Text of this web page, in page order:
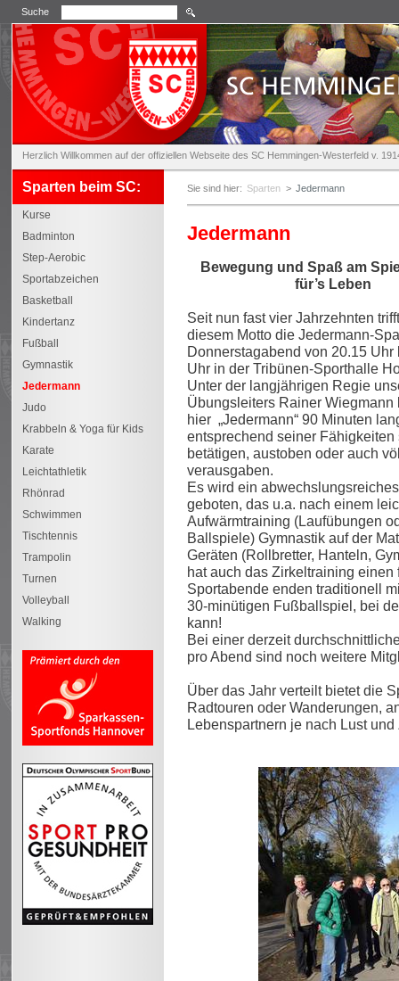
Suche
Herzlich Willkommen auf der offiziellen Webseite des SC Hemmingen-Westerfeld v.
Sparten beim SC:
Kurse
Badminton
Step-Aerobic
Sportabzeichen
Basketball
Kindertanz
Fußball
Gymnastik
Jedermann
Judo
Krabbeln & Yoga für Kids
Karate
Leichtathletik
Rhönrad
Schwimmen
Tischtennis
Trampolin
Turnen
Volleyball
Walking
Sie sind hier: Sparten > Jedermann
Jedermann
Bewegung und Spaß am
für’s Leben
Seit nun fast vier Jahrzehnten
diesem Motto die Jedermann-
Donnerstagabend von 20.15 Uhr
Uhr in der Tribünen-Sporthalle
Unter der langjährigen Regie
Übungsleiters Rainer Wiegmann
hier „Jedermann“ 90 Minuten
entsprechend seiner Fähigkeiten
betätigen, austoben oder auch
verausgaben.
Es wird ein
geboten, das u.a. nach einem
Aufwärmtraining (Laufübungen
Ballspiele) Gymnastik auf der
Geräten (Rollbretter, Hanteln,
hat auch das Zirkeltraining
Sportabende enden traditionell
30-minütigen Fußballspiel, bei
kann!
Bei einer derzeit
pro Abend sind noch weitere
Über das Jahr verteilt bietet die
Radtouren oder Wanderungen,
Lebenspartnern je nach Lust